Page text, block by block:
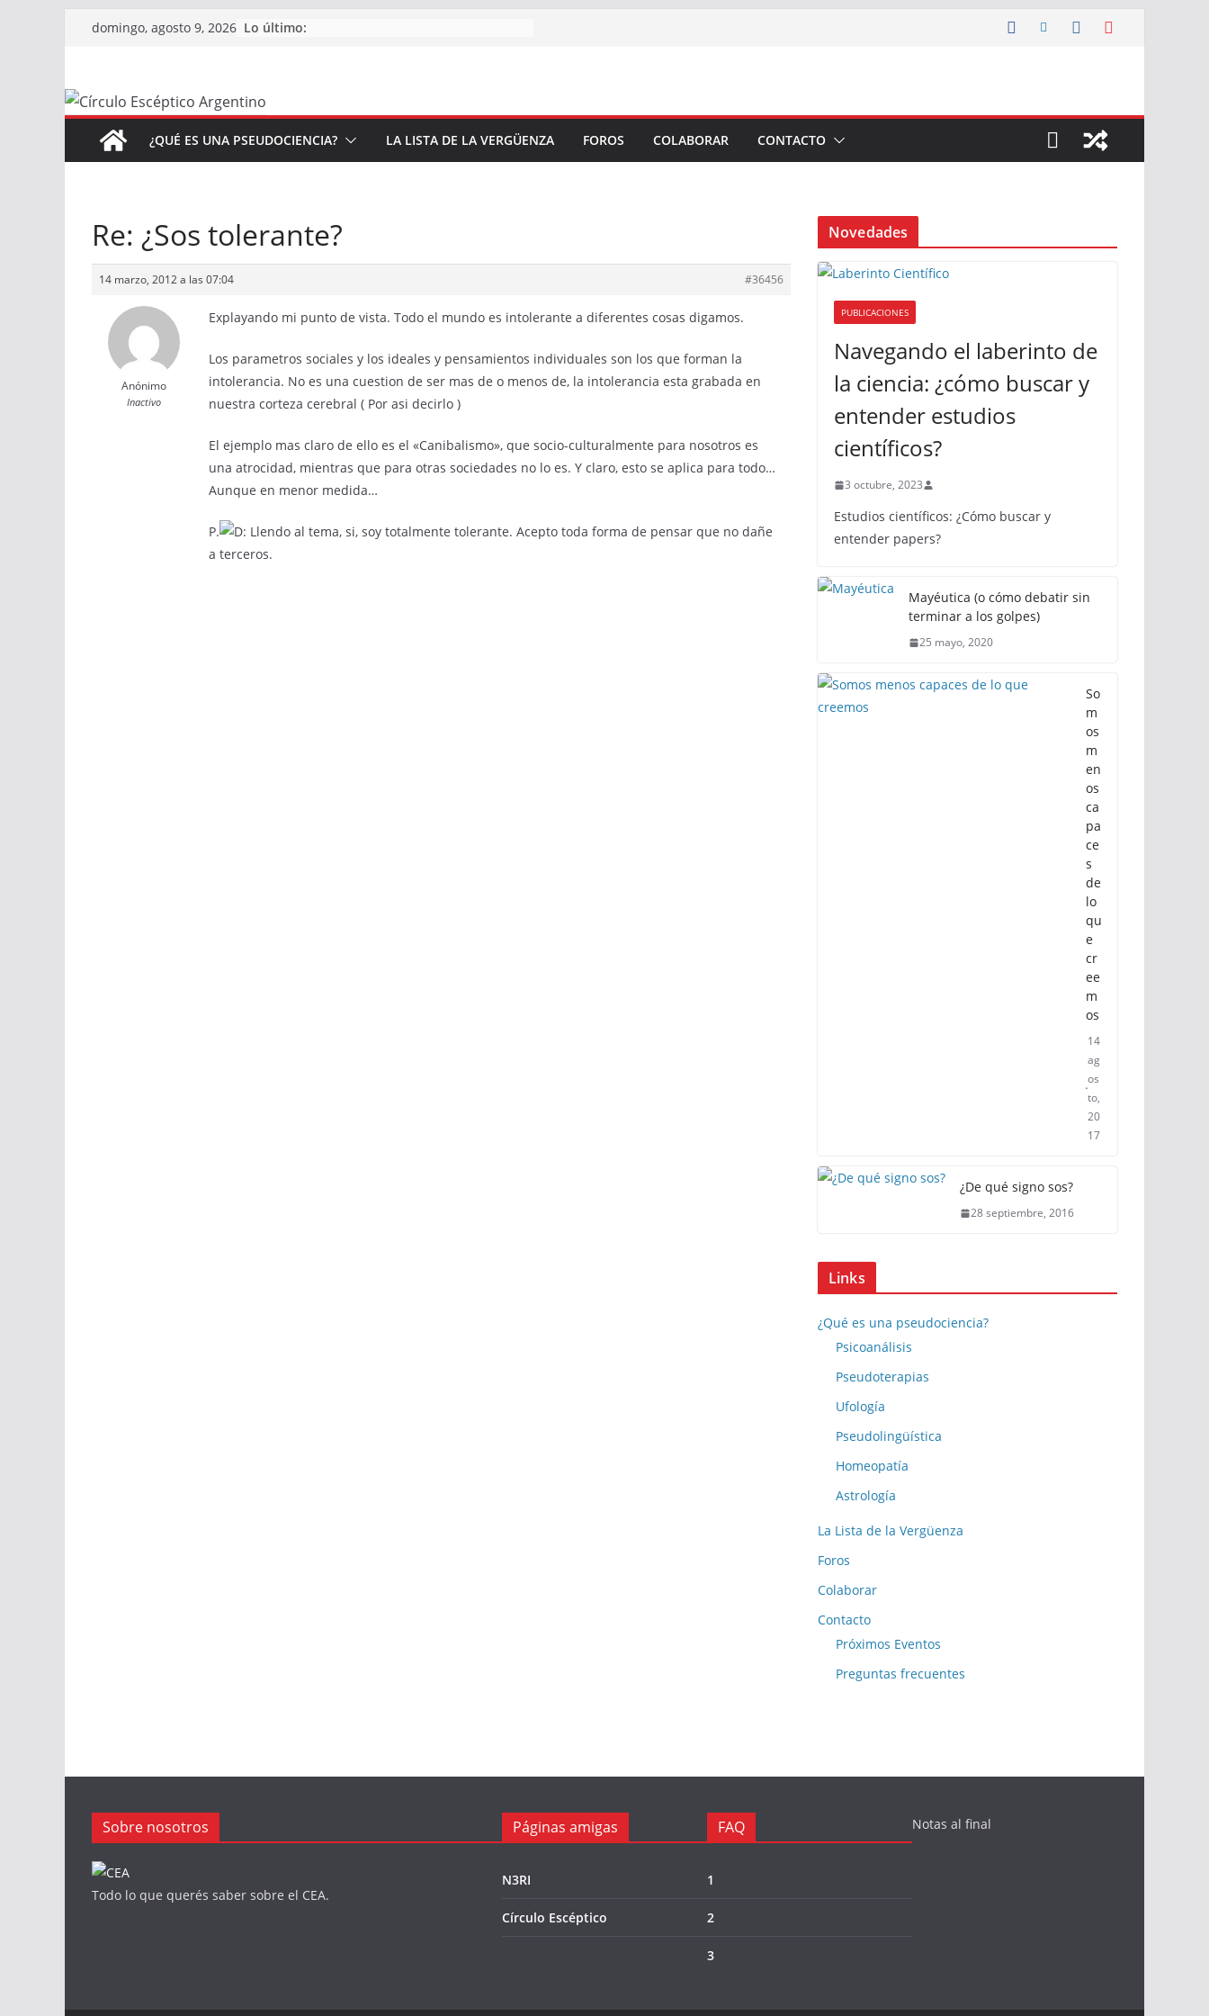
Saltardomingo, agosto 9, 2026 Lo último:
¿QUÉ ES UNA PSEUDOCIENCIA? LA LISTA DE LA VERGÜENZA FOROS COLABORAR CONTACTO
Re: ¿Sos tolerante?
14 marzo, 2012 a las 07:04 #36456
Anónimo
Inactivo
Explayando mi punto de vista. Todo el mundo es intolerante a diferentes cosas digamos.
Los parametros sociales y los ideales y pensamientos individuales son los que forman la
intolerancia. No es una cuestion de ser mas de o menos de, la intolerancia esta grabada en
nuestra corteza cerebral ( Por asi decirlo )
El ejemplo mas claro de ello es el «Canibalismo», que socio-culturalmente para nosotros es
una atrocidad, mientras que para otras sociedades no lo es. Y claro, esto se aplica para todo…
Aunque en menor medida…
P.
Llendo al tema, si, soy totalmente tolerante. Acepto toda forma de pensar que no dañe
a terceros.
Novedades
PUBLICACIONES
Navegando el laberinto de
la ciencia: ¿cómo buscar y
entender estudios
científicos?
3 octubre, 2023
Estudios científicos: ¿Cómo buscar y
entender papers?
Mayéutica (o cómo debatir sin
terminar a los golpes)
25 mayo, 2020
So
m
os
m
en
os
ca
pa
ce
s
de
lo
qu
e
cr
ee
m
os
14
ag
os
to,
20
17
¿De qué signo sos?
28 septiembre, 2016
Links
¿Qué es una pseudociencia?
Psicoanálisis
Pseudoterapias
Ufología
Pseudolingüística
Homeopatía
Astrología
La Lista de la Vergüenza
Foros
Colaborar
Contacto
Próximos Eventos
Preguntas frecuentes
Sobre nosotros
Todo lo que querés saber sobre el CEA.
Páginas amigas
N3RI
Círculo Escéptico
FAQ
1
2
3
Notas al final